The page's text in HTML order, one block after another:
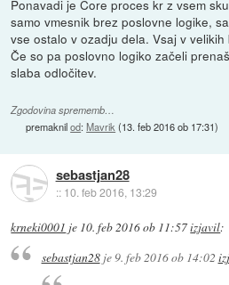
Ponavadi je Core proces kr z vsem
samo vmesnik brez poslovne logike,
vse ostalo v ozadju dela. Vsaj v
Če so pa poslovno logiko začeli
slaba odločitev.
Zgodovina sprememb…
premaknilod:Mavrik (13. feb 2016 ob 17:31)
sebastjan28
:: 10. feb 2016, 13:29
krneki0001 je 10. feb 2016 ob 11:57izjavil:
sebastjan28je9. feb 2016 ob 14:02